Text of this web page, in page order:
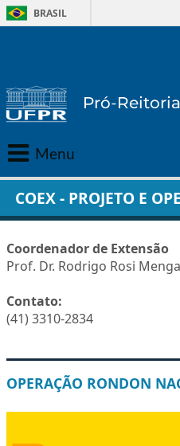
BRASIL
Menu
Principal
Extensão
Cultura
MAE
AGENDA
COEX - PROJETO E
Coordenador de Extensão
Prof. Dr. Rodrigo Rosi
Contato:
(41) 3310-2834
OPERAÇÃO RONDON